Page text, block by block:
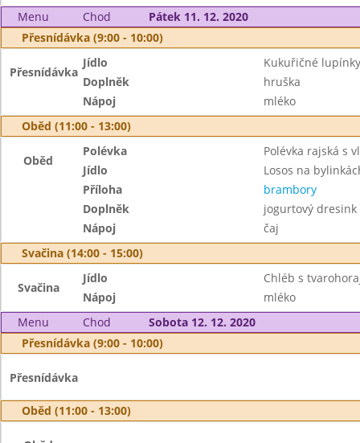
Menu
Chod
Pátek 11. 12. 2020
Přesnídávka (9:00 - 10:00)
Přesnídávka
Jídlo
Kukuřičné lupínky
Doplněk
hruška
Nápoj
mléko
Oběd (11:00 - 13:00)
Oběd
Polévka
Polévka rajská s
Jídlo
Losos na
Příloha
brambory
Doplněk
jogurtový dresink
Nápoj
čaj
Svačina (14:00 - 15:00)
Svačina
Jídlo
Chléb s
Nápoj
mléko
Menu
Chod
Sobota 12. 12. 2020
Přesnídávka (9:00 - 10:00)
Přesnídávka
Oběd (11:00 - 13:00)